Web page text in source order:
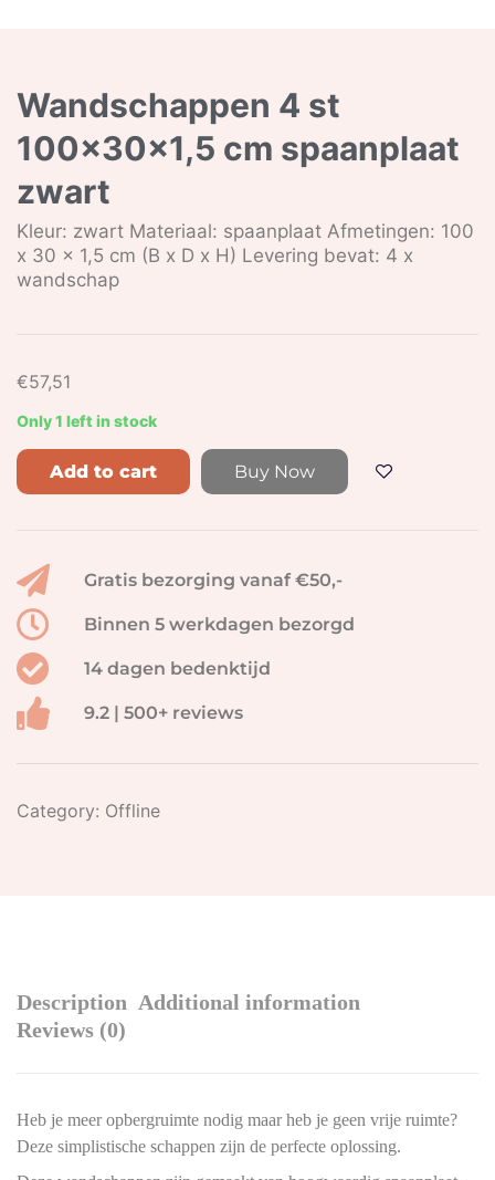
Wandschappen 4 st
100x30x1,5 cm spaanplaat
zwart
Kleur: zwart Materiaal: spaanplaat Afmetingen: 100
x 30 x 1,5 cm (B x D x H) Levering bevat: 4 x
wandschap
€57,51
Only 1 left in stock
Buy Now
Add to cart
Gratis bezorging vanaf €50,-
Binnen 5 werkdagen bezorgd
14 dagen bedenktijd
9.2 | 500+ reviews
Category: Offline
Description Additional information
Reviews (0)
Heb je meer opbergruimte nodig maar heb je geen vrije ruimte?
Deze simplistische schappen zijn de perfecte oplossing.